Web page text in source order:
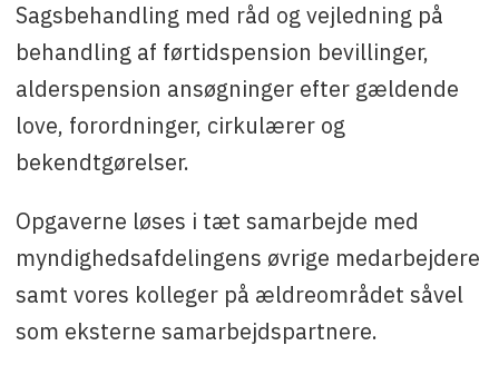
Sagsbehandling med råd og vejledning på
behandling af førtidspension bevillinger,
alderspension ansøgninger efter gældende
love, forordninger, cirkulærer og
bekendtgørelser.
Opgaverne løses i tæt samarbejde med
myndighedsafdelingens øvrige medarbejdere
samt vores kolleger på ældreområdet såvel
som eksterne samarbejdspartnere.